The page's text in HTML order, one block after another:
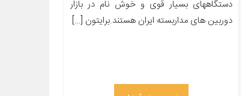
دستگاههای بسیار قوی و خوش نام در بازار
دوربین های مداربسته ایران هستند.برایتون […]